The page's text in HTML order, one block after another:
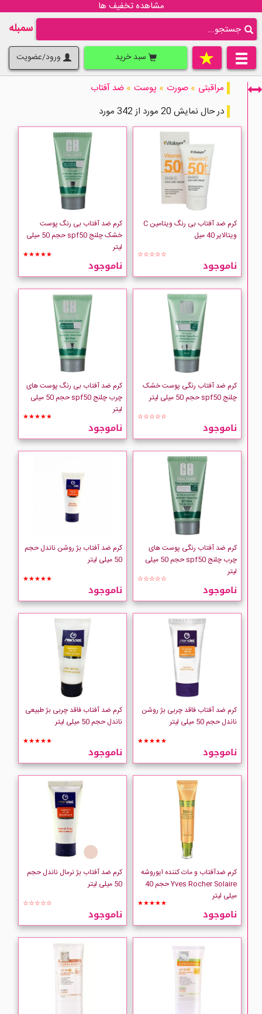
مشاهده تخفیف ها
سمبله
سبد خرید ورود/عضویت
فقط نمایش کالاهای موجود
ACM
ADRA
Anua
ARDENE
ATACHE
AURA CHAKE
AURELIEN
AVENE
AXIS-Y
Babaria
Be3
Bernard Cassiere
BIODERMA
CARLINA
CeraVe
CHALLENGE
Cinere
Clinique
CLIVEN
Collistar
comfort zone
COSRX
COVERMARK
Dermagor
DERMALINE
مراقبتی » صورت » پوست » ضد آفتاب
در حال نمایش 20 مورد از 342 مورد
کرم ضد آفتاب بی رنگ ویتامین C
ویتالایر 40 میل
☆☆☆☆☆
ناموجود
کرم ضد آفتاب بی رنگ پوست
خشک چلنج spf50 حجم 50 میلی
لیتر
★★★★★
ناموجود
کرم ضد آفتاب رنگی پوست خشک
چلنج spf50 حجم 50 میلی لیتر
☆☆☆☆☆
ناموجود
کرم ضد آفتاب بی رنگ پوست های
چرب چلنج spf50 حجم 50 میلی
لیتر
★★★★★
ناموجود
کرم ضد آفتاب رنگی پوست های
چرب چلنج spf50 حجم 50 میلی
لیتر
☆☆☆☆☆
ناموجود
کرم ضد آفتاب بژ روشن ناندل حجم
50 میلی لیتر
★★★★★
ناموجود
کرم ضد آفتاب فاقد چربی بژ روشن
ناندل حجم 50 میلی لیتر
★★★★★
ناموجود
کرم ضد آفتاب فاقد چربی بژ طبیعی
ناندل حجم 50 میلی لیتر
★★★★★
ناموجود
کرم ضدآفتاب و مات کننده ایوروشه
Yves Rocher Solaire حجم 40
میلی لیتر
★★★★★
ناموجود
کرم ضد آفتاب بژ نرمال ناندل حجم
50 میلی لیتر
☆☆☆☆☆
ناموجود